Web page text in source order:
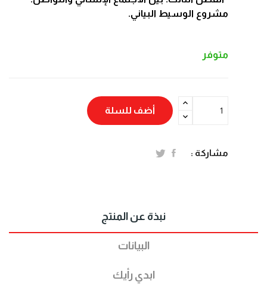
مشروع الوسيط البياني.
متوفر
أضف للسلة
مشاركة :
نبذة عن المنتج
البيانات
ابدي رأيك